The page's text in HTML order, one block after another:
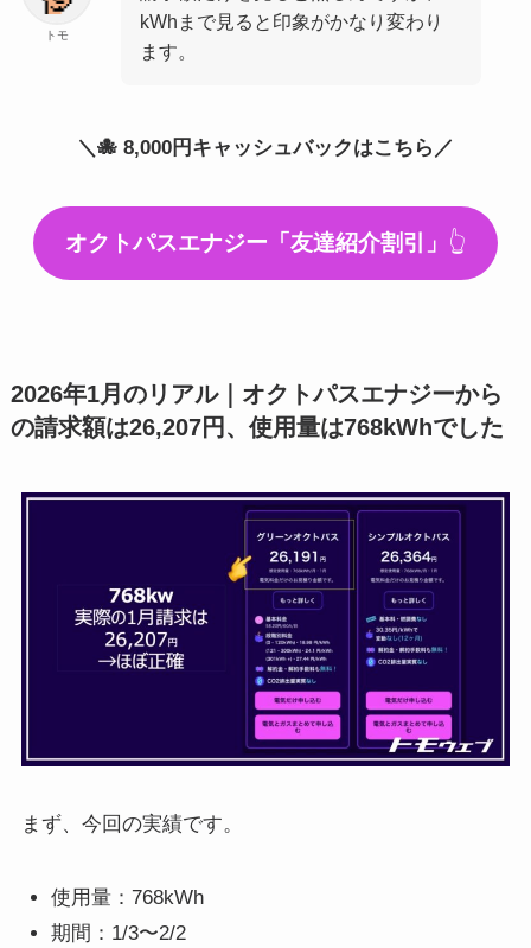
トモ
kWhまで見ると印象がかなり変わり
ます。
＼🐙 8,000円キャッシュバックはこちら／
オクトパスエナジー「友達紹介割引」 👆
2026年1月のリアル｜オクトパスエナジーから
の請求額は26,207円、使用量は768kWhでした
まず、今回の実績です。
使用量：768kWh
期間：1/3〜2/2